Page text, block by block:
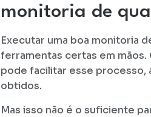
monitoria de
Executar uma boa monitoria
ferramentas certas em mãos.
pode facilitar esse processo,
obtidos.
Mas isso não é o suficiente